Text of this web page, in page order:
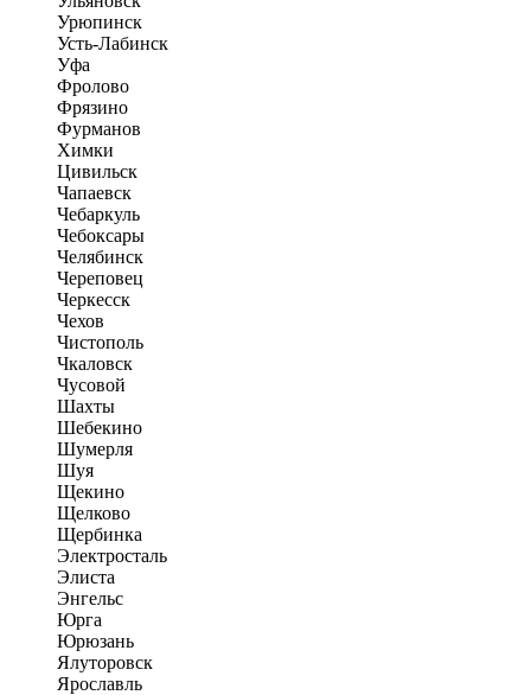
Урюпинск
Усть-Лабинск
Уфа
Фролово
Фрязино
Фурманов
Химки
Цивильск
Чапаевск
Чебаркуль
Чебоксары
Челябинск
Череповец
Черкесск
Чехов
Чистополь
Чкаловск
Чусовой
Шахты
Шебекино
Шумерля
Шуя
Щекино
Щелково
Щербинка
Электросталь
Элиста
Энгельс
Юрга
Юрюзань
Ялуторовск
Ярославль